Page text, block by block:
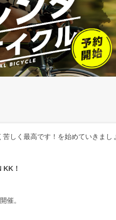
苦しく最高です！を始めていきまし
！
催。